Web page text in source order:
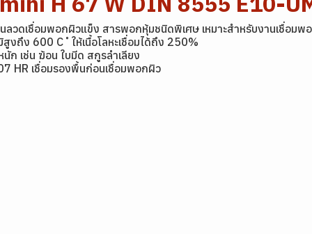
ลวดเชื่อมพอกผิวแข็ง สารพอกหุ้มชนิดพิเศษ เหมาะสำหรับงานเชื่อม
ถึง 600 C ํ ให้เนื้อโลหะเชื่อมได้ถึง 250%
ก เช่น ฆ้อน ใบมีด สกูรลำเลียง
HR เชื่อมรองพื้นก่อนเชื่อมพอกผิว